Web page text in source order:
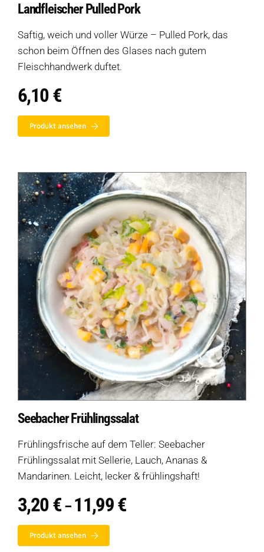
Landfleischer Pulled Pork
Saftig, weich und voller Würze – Pulled Pork, das
schon beim Öffnen des Glases nach gutem
Fleischhandwerk duftet.
6,10€
Produkt ansehen
Seebacher Frühlingssalat
Frühlingsfrische auf dem Teller: Seebacher
Frühlingssalat mit Sellerie, Lauch, Ananas &
Mandarinen. Leicht, lecker & frühlingshaft!
3,20€ – 11,99€Preisspanne:
3,20 €
Produkt ansehen